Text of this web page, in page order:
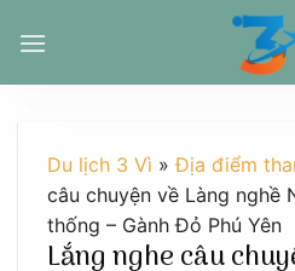
đến
Du lịch 3 Vì »Địa điểm
câu chuyện về Làng nghề
thống – Gành Đỏ Phú Yên
Lắng nghe câu